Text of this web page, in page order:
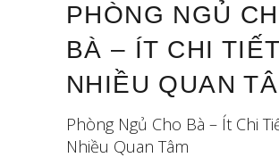
PHÒNG NGỦ
BÀ – ÍT CHI
NHIỀU QUAN
Phòng Ngủ Cho Bà – Ít Chi
Nhiều Quan Tâm